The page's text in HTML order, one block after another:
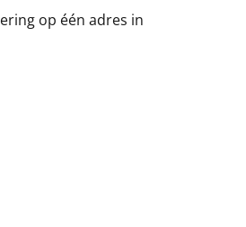
op één adres in